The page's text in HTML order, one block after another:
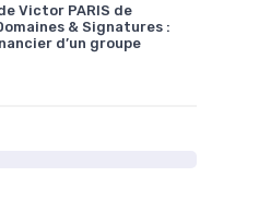
Victor PARIS de
& Signatures :
d’un groupe